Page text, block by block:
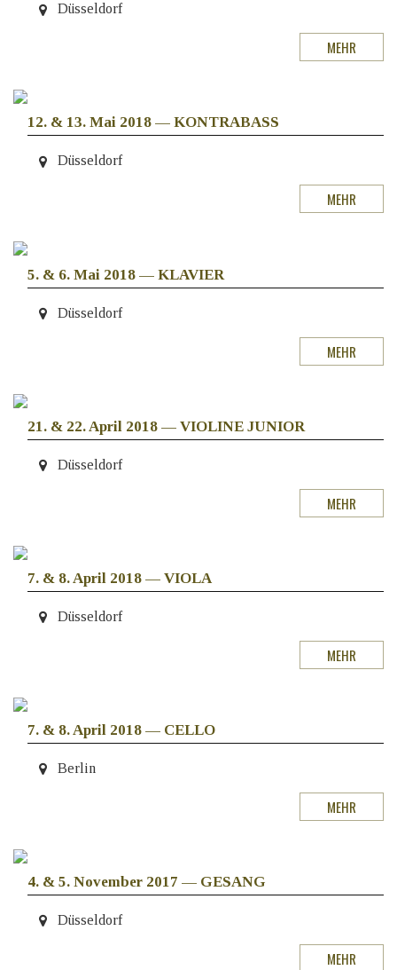
Düsseldorf
MEHR
12. & 13. Mai 2018 — KONTRABASS
Düsseldorf
MEHR
5. & 6. Mai 2018 — KLAVIER
Düsseldorf
MEHR
21. & 22. April 2018 — VIOLINE JUNIOR
Düsseldorf
MEHR
7. & 8. April 2018 — VIOLA
Düsseldorf
MEHR
7. & 8. April 2018 — CELLO
Berlin
MEHR
4. & 5. November 2017 — GESANG
Düsseldorf
MEHR